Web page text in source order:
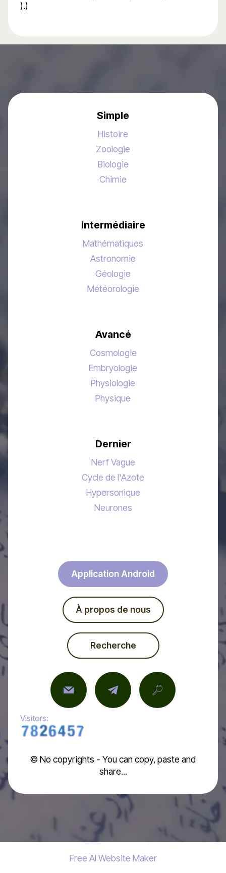
).)
Simple
Histoire
Zoologie
Biologie
Chimie
Intermédiaire
Mathématiques
Astronomie
Géologie
Météorologie
Avancé
Cosmologie
Embryologie
Physiologie
Physique
Dernier
Nerf Vague
Cycle de l'Azote
Hypersonique
Neurones
Application Android
À propos de nous
Recherche
Visitors:
© No copyrights - You can copy, paste and
share...
Free AI Website Maker